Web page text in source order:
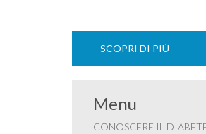
SCOPRI DI PIÙ
Menu
CONOSCERE IL